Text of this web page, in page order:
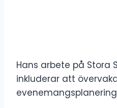
Hans arbete på Stora
inkluderar att